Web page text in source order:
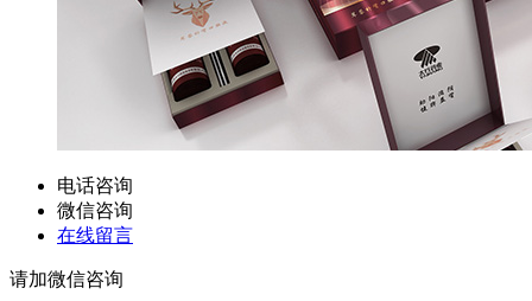
电话咨询
微信咨询
在线留言
请加微信咨询